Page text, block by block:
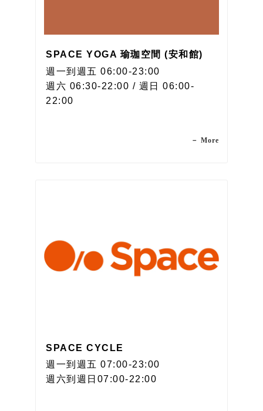
SPACE YOGA 瑜珈空間 (安和館)
週一到週五 06:00-23:00
週六 06:30-22:00 / 週日 06:00-
22:00
－ More
SPACE CYCLE
週一到週五 07:00-23:00
週六到週日07:00-22:00